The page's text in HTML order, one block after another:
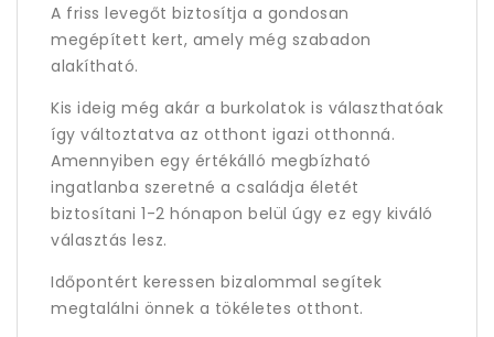
A friss levegőt biztosítja a gondosan
megépített kert, amely még szabadon
alakítható.
Kis ideig még akár a burkolatok is választhatóak
így változtatva az otthont igazi otthonná.
Amennyiben egy értékálló megbízható
ingatlanba szeretné a családja életét
biztosítani 1-2 hónapon belül úgy ez egy kiváló
választás lesz.
Időpontért keressen bizalommal segítek
megtalálni önnek a tökéletes otthont.